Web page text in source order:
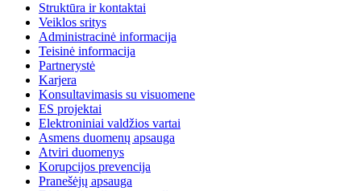
Struktūra ir kontaktai
Veiklos sritys
Administracinė informacija
Teisinė informacija
Partnerystė
Karjera
Konsultavimasis su visuomene
ES projektai
Elektroniniai valdžios vartai
Asmens duomenų apsauga
Atviri duomenys
Korupcijos prevencija
Pranešėjų apsauga